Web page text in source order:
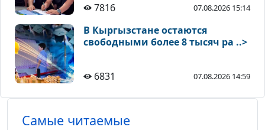
7816 07.08.2026 15:14
В Кыргызстане остаются
свободными более 8 тысяч ра ..>
6831 07.08.2026 14:59
Самые читаемые